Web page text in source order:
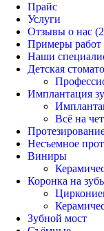
Прайс
Услуги
Отзывы о нас
Примеры работ
Наши
Детская
Имплантация
Всё на
Несъемное
Виниры
Коронка на
Зубной мост